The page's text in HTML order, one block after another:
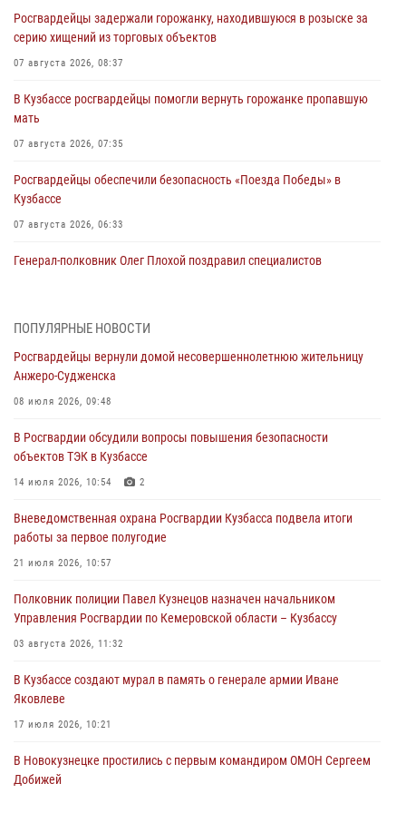
Росгвардейцы задержали горожанку, находившуюся в розыске за
серию хищений из торговых объектов
07 августа 2026, 08:37
В Кузбассе росгвардейцы помогли вернуть горожанке пропавшую
мать
07 августа 2026, 07:35
Росгвардейцы обеспечили безопасность «Поезда Победы» в
Кузбассе
07 августа 2026, 06:33
Генерал-полковник Олег Плохой поздравил специалистов
07 августа 2026, 05:32
С 1 сентября 2026 года вступает в силу новый федеральный закон о
частной охранной деятельности
06 августа 2026, 10:19
Росгвардейцы задержали предполагаемого виновника причинения
ножевого ранения кемеровчанину
06 августа 2026, 09:18
Росгвардейцы задержали мужчину, повредившего имущество
горожанки
06 августа 2026, 08:17
Росгвардейцы пресекли противоправные действия и защитили
новокузнечанку от агрессивного знакомого
06 августа 2026, 07:16
ПОПУЛЯРНЫЕ НОВОСТИ
Росгвардейцы вернули домой несовершеннолетнюю жительницу
Анжеро-Судженска
08 июля 2026, 09:48
В Росгвардии обсудили вопросы повышения безопасности
объектов ТЭК в Кузбассе
14 июля 2026, 10:54 2
Вневедомственная охрана Росгвардии Кузбасса подвела итоги
работы за первое полугодие
21 июля 2026, 10:57
Полковник полиции Павел Кузнецов назначен начальником
Управления Росгвардии по Кемеровской области – Кузбассу
03 августа 2026, 11:32
В Кузбассе создают мурал в память о генерале армии Иване
Яковлеве
17 июля 2026, 10:21
В Новокузнецке простились с первым командиром ОМОН Сергеем
Добижей